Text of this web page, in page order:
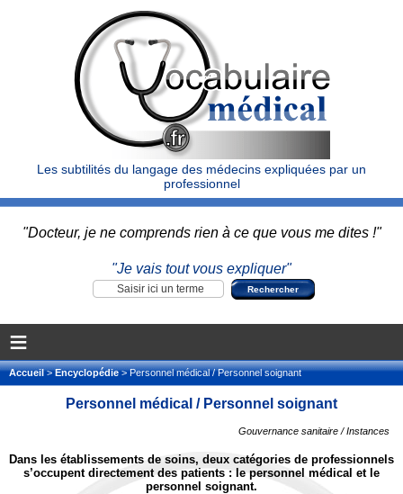
Les subtilités du langage des médecins expliquées par un
professionnel
"Docteur, je ne comprends rien à ce que vous me dites !"
"Je vais tout vous expliquer"
≡
Accueil>Encyclopédie> Personnel médical / Personnel soignant
Personnel médical / Personnel soignant
Gouvernance sanitaire / Instances
Dans les établissements de soins, deux catégories de professionnels
s’occupent directement des patients : le personnel médical et le
personnel soignant.